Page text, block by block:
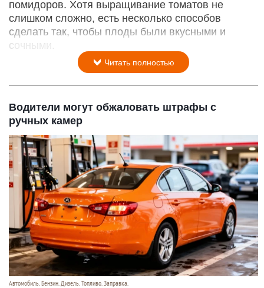
magnific.com/author/gpointstudio
7 августа 2026 в 12:15
Что говорит о лете лучше, чем большой, спелый и
очень сочный помидор? Трудно даже
представить дачу без хотя бы нескольких кустов
помидоров. Хотя выращивание томатов не
слишком сложно, есть несколько способов
сделать так, чтобы плоды были вкусными и
сочными.
Читать полностью
Водители могут обжаловать штрафы с
ручных камер